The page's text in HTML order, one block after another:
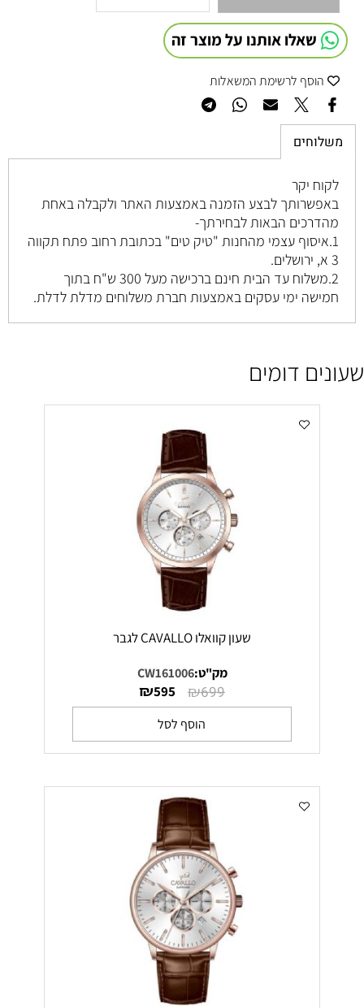
שאלו אותנו על מוצר זה
הוסף לרשימת המשאלות
משלוחים
לקוח יקר
באפשרותך לבצע הזמנה באמצעות האתר ולקבלה באחת
מהדרכים הבאות לבחירתך-
1.איסוף עצמי מהחנות "טיק טים" בכתובת רחוב
פתח תקווה
3 א, ירושלים
.
2.משלוח עד הבית חינם ברכישה מעל 300 ש"ח בתוך
חמישה ימי עסקים באמצעות חברת משלוחים מדלת לדלת.
שעונים דומים
שעון קוואלו CAVALLO לגבר
מק"ט:CW161006
₪699
₪595
הוסף לסל